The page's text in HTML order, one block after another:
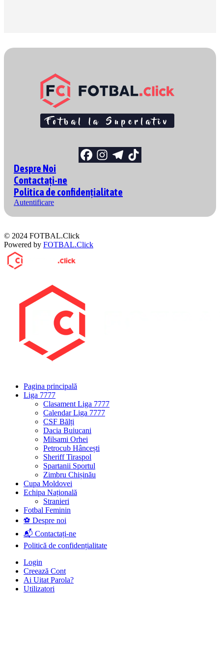
Despre Noi
Contactați-ne
Politica de confidențialitate
Autentificare
© 2024 FOTBAL.Click
Powered by FOTBAL.Click
Pagina principală
Liga 7777
Clasament Liga 7777
Calendar Liga 7777
CSF Bălți
Dacia Buiucani
Milsami Orhei
Petrocub Hâncești
Sheriff Tiraspol
Spartanii Sportul
Zimbru Chișinău
Cupa Moldovei
Echipa Națională
Stranieri
Fotbal Feminin
⚽ Despre noi
📬 Contactați-ne
Politică de confidențialitate
Login
Creează Cont
Ai Uitat Parola?
Utilizatori